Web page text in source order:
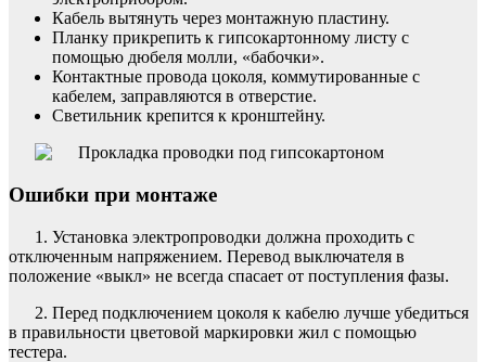
Кабель вытянуть через монтажную пластину.
Планку прикрепить к гипсокартонному листу с
помощью дюбеля молли, «бабочки».
Контактные провода цоколя, коммутированные с
кабелем, заправляются в отверстие.
Светильник крепится к кронштейну.
Ошибки при монтаже
1. Установка электропроводки должна проходить с
отключенным напряжением. Перевод выключателя в
положение «выкл» не всегда спасает от поступления фазы.
2. Перед подключением цоколя к кабелю лучше убедиться
в правильности цветовой маркировки жил с помощью
тестера.